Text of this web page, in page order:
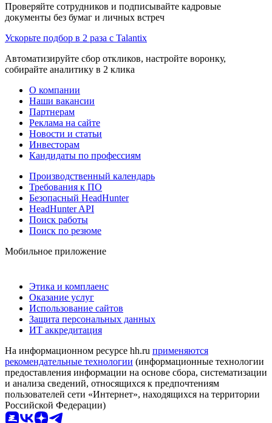
Проверяйте сотрудников и подписывайте кадровые
документы без бумаг и личных встреч
Ускорьте подбор в 2 раза с Talantix
Автоматизируйте сбор откликов, настройте воронку,
собирайте аналитику в 2 клика
О компании
Наши вакансии
Партнерам
Реклама на сайте
Новости и статьи
Инвесторам
Кандидаты по профессиям
Производственный календарь
Требования к ПО
Безопасный HeadHunter
HeadHunter API
Поиск работы
Поиск по резюме
Мобильное приложение
Этика и комплаенс
Оказание услуг
Использование сайтов
Защита персональных данных
ИТ аккредитация
На информационном ресурсе hh.ru применяются
рекомендательные технологии (информационные технологии
предоставления информации на основе сбора, систематизации
и анализа сведений, относящихся к предпочтениям
пользователей сети «Интернет», находящихся на территории
Российской Федерации)